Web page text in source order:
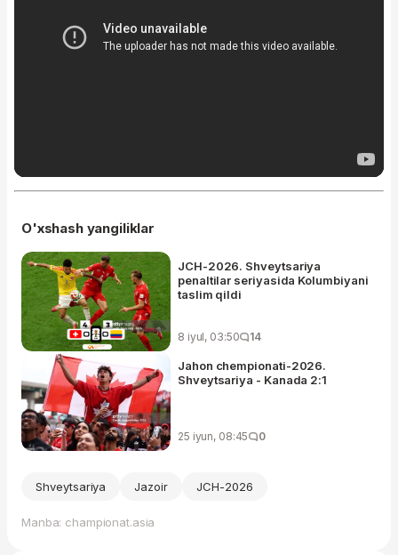
O'xshash yangiliklar
JCH-2026. Shveytsariya
penaltilar seriyasida Kolumbiyani
taslim qildi
8 iyul, 03:50 14
Jahon chempionati-2026.
Shveytsariya - Kanada 2:1
25 iyun, 08:45 0
Shveytsariya Jazoir JCH-2026
Manba: championat.asia